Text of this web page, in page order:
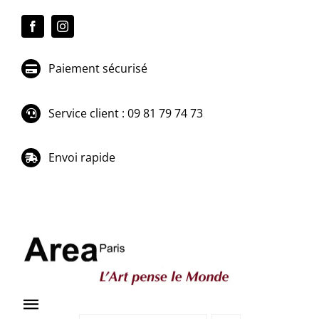
Paiement sécurisé
Service client : 09 81 79 74 73
Envoi rapide